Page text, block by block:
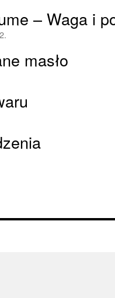
– Waga i
masło